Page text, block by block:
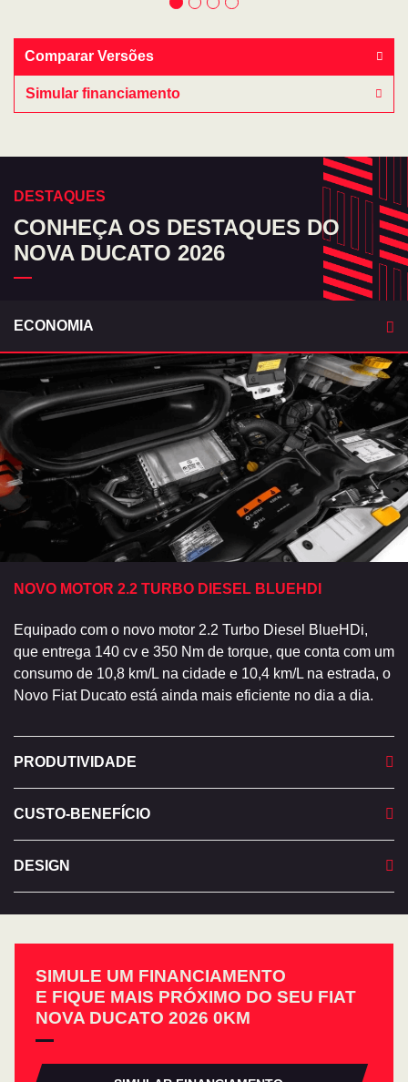
Comparar Versões
Simular financiamento
DESTAQUES
CONHEÇA OS DESTAQUES DO
NOVA DUCATO 2026
ECONOMIA
NOVO MOTOR 2.2 TURBO DIESEL BLUEHDI
Equipado com o novo motor 2.2 Turbo Diesel BlueHDi,
que entrega 140 cv e 350 Nm de torque, que conta com um
consumo de 10,8 km/L na cidade e 10,4 km/L na estrada, o
Novo Fiat Ducato está ainda mais eficiente no dia a dia.
PRODUTIVIDADE
CUSTO-BENEFÍCIO
DESIGN
SIMULE UM FINANCIAMENTO
E FIQUE MAIS PRÓXIMO DO SEU FIAT
NOVA DUCATO 2026 0KM